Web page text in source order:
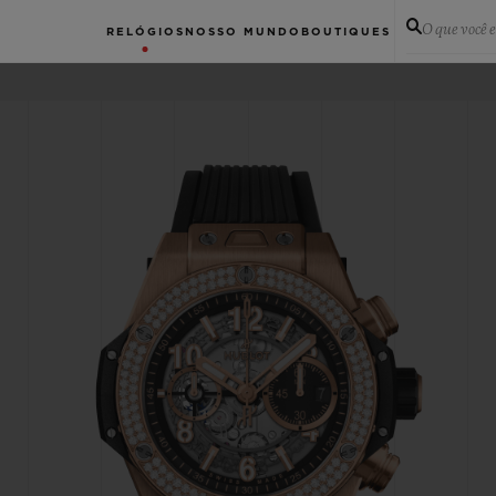
RELÓGIOS NOSSO MUNDO BOUTIQUES O que você